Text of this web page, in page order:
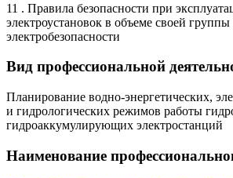
11 . Правила безопасности при
электроустановок в объеме своей
электробезопасности
Вид профессиональной
Планирование водно-энергетических,
и гидрологических режимов работы
гидроаккумулирующих электростанций
Наименование